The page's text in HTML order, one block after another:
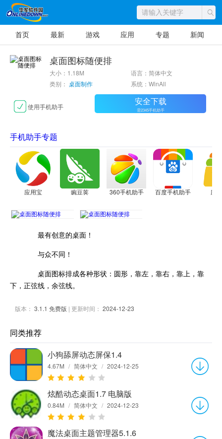
首页 最新 游戏 应用 专题 新闻
桌面图标随便排
大小：1.18M
语言：简体中文
类别： 桌面制作 系统：WinAll
使用手机助手 安全下载
需2345手机助手
手机助手专题
应用宝 豌豆荚 360手机助手 百度手机助手 应
最有创意的桌面！
与众不同！
桌面图标排成各种形状：圆形，靠左，靠右，靠上，靠
下，正弦线，余弦线。
版本： 3.1.1 免费版 | 更新时间： 2024-12-23
同类推荐
小狗舔屏动态屏保1.4
4.67M / 简体中文 / 2024-12-25
炫酷动态桌面1.7 电脑版
0.84M / 简体中文 / 2024-12-23
魔法桌面主题管理器5.1.6